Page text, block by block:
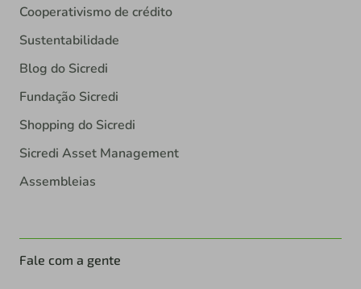
Cooperativismo de crédito
Sustentabilidade
Blog do Sicredi
Fundação Sicredi
Shopping do Sicredi
Sicredi Asset Management
Assembleias
Fale com a gente